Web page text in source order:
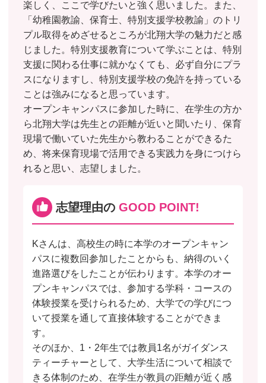
楽しく、ここで学びたいと強く思いました。また、
「幼稚園教諭、保育士、特別支援学校教諭」のトリ
プル取得をめざせるところが北翔大学の魅力だと感
じました。特別支援教育について学ぶことは、特別
支援に関わる仕事に就かなくても、必ず自分にプラ
スになりますし、特別支援学校の免許を持っている
ことは強みになると思っています。
オープンキャンパスに参加した時に、在学生の方か
ら北翔大学は先生との距離が近いと聞いたり、保育
現場で働いていた先生から教わることができるた
め、将来保育現場で活用できる実践力を身につけら
れると思い、志望しました。
志望理由の GOOD POINT!
Kさんは、高校生の時に本学のオープンキャン
パスに複数回参加したことからも、納得のいく
進路選びをしたことが伝わります。本学のオー
プンキャンパスでは、参加する学科・コースの
体験授業を受けられるため、大学での学びにつ
いて授業を通して直接体験することができま
す。
そのほか、1・2年生では教員1名がガイダンス
ティーチャーとして、大学生活について相談で
きる体制のため、在学生が教員の距離が近く感